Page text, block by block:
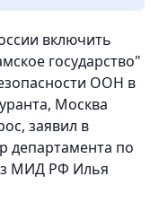
включить
государство"
ООН в
Москва
заявил в
департамента по
МИД РФ Илья